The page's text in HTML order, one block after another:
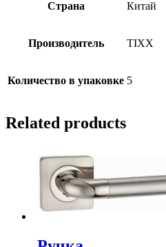
Страна Китай
Производитель TIXX
Количество в упаковке 5
Related products